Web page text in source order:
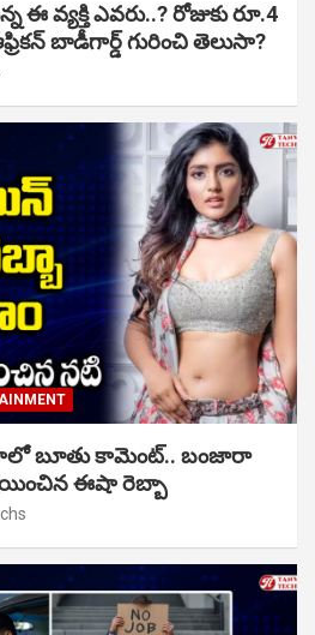
వ్యక్తి ఎవరు..? రోజుకు రూ.4
బాడీగార్డ్ గురించి తెలుసా?
బూతు కామెంట్.. బంజారా
ఈషా రెబ్బా